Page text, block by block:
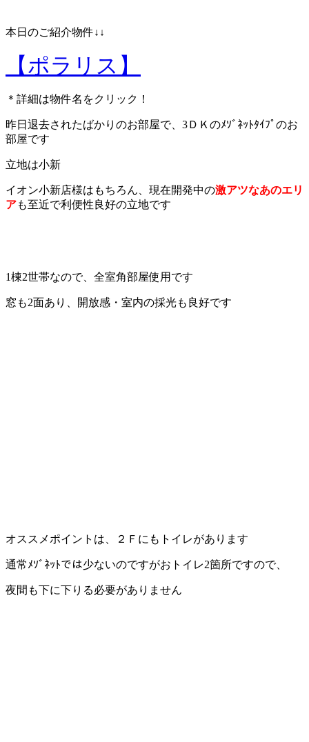
本日のご紹介物件↓↓
【ポラリス】
＊詳細は物件名をクリック！
昨日退去されたばかりのお部屋で、3ＤＫのﾒｿﾞﾈｯﾄﾀｲﾌﾟのお
部屋です
立地は小新
イオン小新店様はもちろん、現在開発中の激アツなあのエリ
アも至近で利便性良好の立地です
1棟2世帯なので、全室角部屋使用です
窓も2面あり、開放感・室内の採光も良好です
オススメポイントは、２Ｆにもトイレがあります
通常ﾒｿﾞﾈｯﾄでは少ないのですがおトイレ2箇所ですので、
夜間も下に下りる必要がありません